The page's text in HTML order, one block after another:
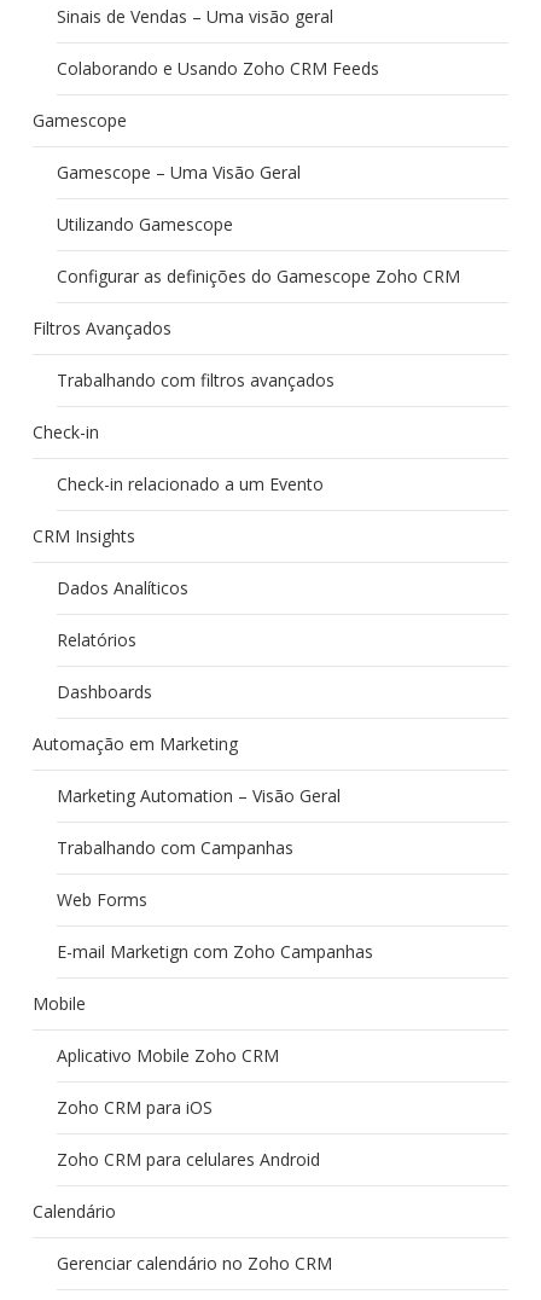
Sinais de Vendas – Uma visão geral
Colaborando e Usando Zoho CRM Feeds
Gamescope
Gamescope – Uma Visão Geral
Utilizando Gamescope
Configurar as definições do Gamescope Zoho CRM
Filtros Avançados
Trabalhando com filtros avançados
Check-in
Check-in relacionado a um Evento
CRM Insights
Dados Analíticos
Relatórios
Dashboards
Automação em Marketing
Marketing Automation – Visão Geral
Trabalhando com Campanhas
Web Forms
E-mail Marketign com Zoho Campanhas
Mobile
Aplicativo Mobile Zoho CRM
Zoho CRM para iOS
Zoho CRM para celulares Android
Calendário
Gerenciar calendário no Zoho CRM